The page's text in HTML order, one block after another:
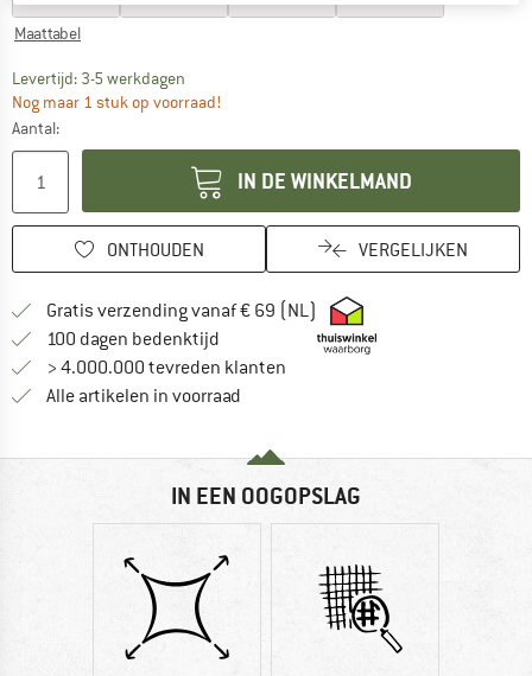
Maattabel
Levertijd: 3-5 werkdagen
Nog maar 1 stuk op voorraad!
Aantal:
IN DE WINKELMAND
ONTHOUDEN VERGELIJKEN
Gratis verzending vanaf € 69 (NL) Vind hier de
100 dagen bedenktijd Vind de betalingsinformatie hier!
> 4.000.000 tevreden klanten
Alle artikelen in voorraad
IN EEN OOGOPSLAG